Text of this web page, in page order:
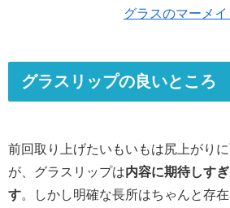
グラスのマーメイ
グラスリップの良いところ
前回取り上げたいもいもは尻上がり
が、グラスリップは内容に期待しす
す。しかし明確な長所はちゃんと存